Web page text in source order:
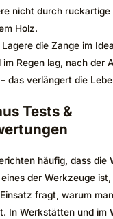
nicht durch ruckartige
Holz.
Lagere die Zange im
im Regen lag, nach der
das verlängert die
Tests &
häufig, dass die
der Werkzeuge
fragt, warum
In Werkstätten und im